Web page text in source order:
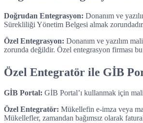
Doğrudan Entegrasyon: Donanım ve
Sürekliliği Yönetim Belgesi almak
Özel Entegrasyon: Donanım ve yazılım
zorunda değildir. Özel entegrasyon firması
Özel Entegratör ile GİB
GİB Portal: GİB Portal’ı kullanmak için
Özel Entegratör: Mükellefin e-imza veya
Mükellefler, zamandan bağımsız olarak